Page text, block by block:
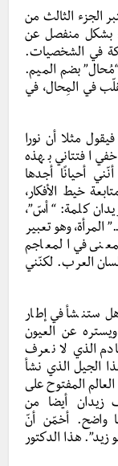
الجزء الثالث من
بشكل منفصل عن
في الشخصيات.
“مُحال” بضم الميم.
تقلّب في المِحال، في
مثلا أن نورا
افتتاني بهذه
أحيانًا أجدها
خيط الأفكار،
كلمة: “أسّ”،
وهو تعبير
في المعاجم
العرب. لكنّني
ستنشأ في إطار
عن العيون
الذي لا نعرف
الجيل الذي نشأ
المفتوح على
زيدان أيضا من
واضح. أخمّن أنّ
زيد”. هذا الدكتور